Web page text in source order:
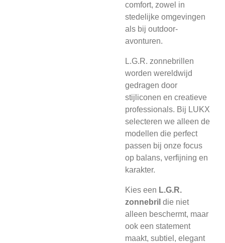
comfort, zowel in
stedelijke omgevingen
als bij outdoor-
avonturen.
L.G.R. zonnebrillen
worden wereldwijd
gedragen door
stijliconen en creatieve
professionals. Bij LUKX
selecteren we alleen de
modellen die perfect
passen bij onze focus
op balans, verfijning en
karakter.
Kies een L.G.R.
zonnebril die niet
alleen beschermt, maar
ook een statement
maakt, subtiel, elegant